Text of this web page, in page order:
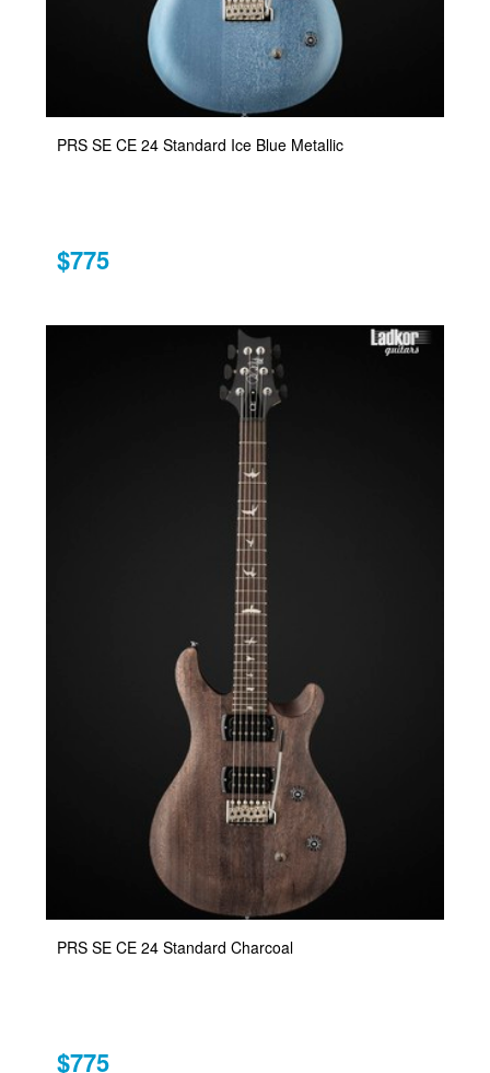
PRS SE CE 24 Standard Ice Blue Metallic
$775
PRS SE CE 24 Standard Charcoal
$775